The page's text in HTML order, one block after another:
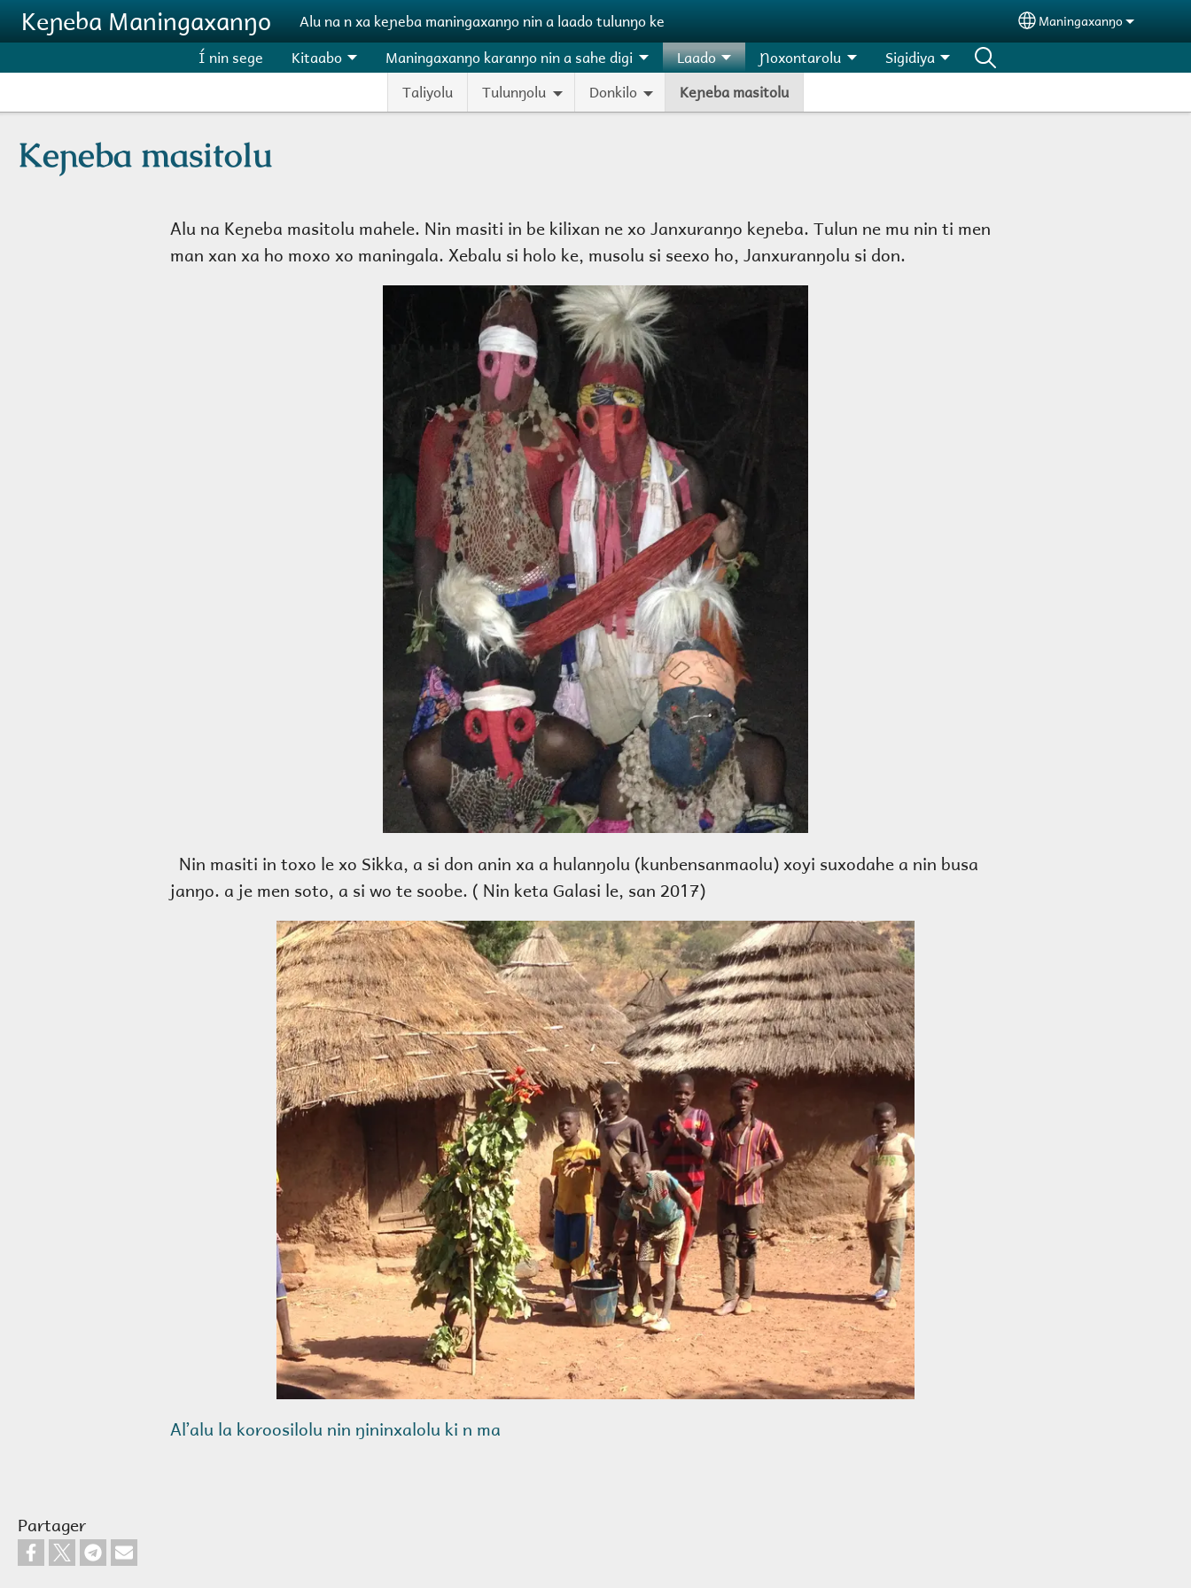
Aller au contenu principal
Keɲeba Maningaxanŋo Alu na n xa keɲeba maningaxanŋo nin a laado tulunŋo ke Select your language
Maningaxanŋo
Í nin sege Kitaabo Maningaxanŋo karanŋo nin a sahe digi
Laado
Taliyolu
Tulunŋolu Donkilo Keɲeba masitolu
Ɲoxontarolu Sigidiya
Keɲeba masitolu
Alu na Keɲeba masitolu mahele. Nin masiti in be kilixan ne xo Janxuranŋo keɲeba. Tulun ne mu nin ti men
man xan xa ho moxo xo maningala. Xebalu si holo ke, musolu si seexo ho, Janxuranŋolu si don.
Nin masiti in toxo le xo Sikka, a si don anin xa a hulanŋolu (kunbensanmaolu) xoyi suxodahe a nin busa
janŋo. a je men soto, a si wo te soobe. ( Nin keta Galasi le, san 2017)
Alʼalu la koroosilolu nin ŋininxalolu ki n ma
Partager